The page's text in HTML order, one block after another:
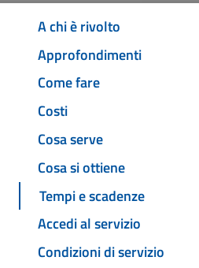
A chi è rivolto
Approfondimenti
Come fare
Costi
Cosa serve
Cosa si ottiene
Tempi e scadenze
Accedi al servizio
Condizioni di servizio